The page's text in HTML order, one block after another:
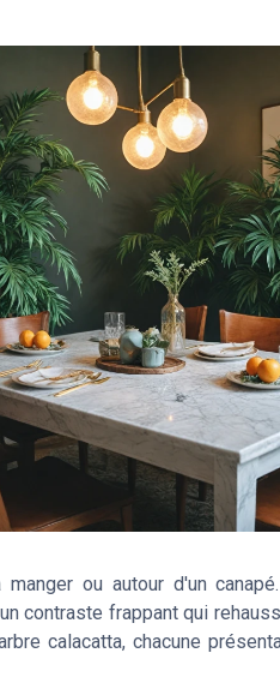
ou autour d'un
contraste frappant qui
calacatta, chacune